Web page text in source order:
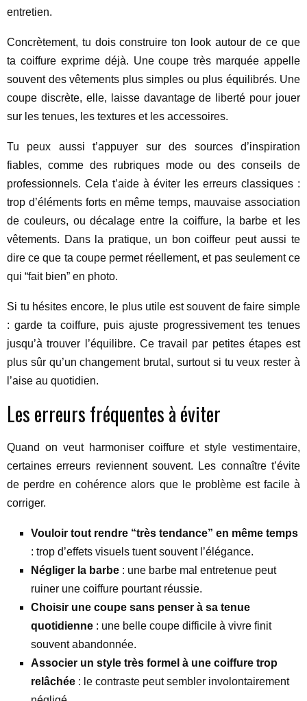
entretien.
Concrètement, tu dois construire ton look autour de ce que
ta coiffure exprime déjà. Une coupe très marquée appelle
souvent des vêtements plus simples ou plus équilibrés. Une
coupe discrète, elle, laisse davantage de liberté pour jouer
sur les tenues, les textures et les accessoires.
Tu peux aussi t’appuyer sur des sources d’inspiration
fiables, comme des rubriques mode ou des conseils de
professionnels. Cela t’aide à éviter les erreurs classiques :
trop d’éléments forts en même temps, mauvaise association
de couleurs, ou décalage entre la coiffure, la barbe et les
vêtements. Dans la pratique, un bon coiffeur peut aussi te
dire ce que ta coupe permet réellement, et pas seulement ce
qui “fait bien” en photo.
Si tu hésites encore, le plus utile est souvent de faire simple
: garde ta coiffure, puis ajuste progressivement tes tenues
jusqu’à trouver l’équilibre. Ce travail par petites étapes est
plus sûr qu’un changement brutal, surtout si tu veux rester à
l’aise au quotidien.
Les erreurs fréquentes à éviter
Quand on veut harmoniser coiffure et style vestimentaire,
certaines erreurs reviennent souvent. Les connaître t’évite
de perdre en cohérence alors que le problème est facile à
corriger.
Vouloir tout rendre “très tendance” en même temps
: trop d’effets visuels tuent souvent l’élégance.
Négliger la barbe : une barbe mal entretenue peut
ruiner une coiffure pourtant réussie.
Choisir une coupe sans penser à sa tenue
quotidienne : une belle coupe difficile à vivre finit
souvent abandonnée.
Associer un style très formel à une coiffure trop
relâchée : le contraste peut sembler involontairement